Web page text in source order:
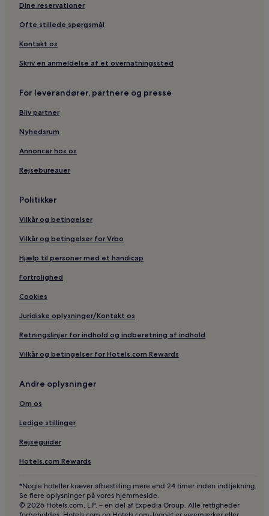
Dine reservationer
Ofte stillede spørgsmål
Kontakt os
Skriv en anmeldelse af et overnatningssted
For leverandører, partnere og presse
Bliv partner
Nyhedsrum
Annoncer hos os
Rejsebureauer
Politikker
Vilkår og betingelser
Vilkår og betingelser for Vrbo
Hjælp til personer med et handicap
Fortrolighed
Cookies
Juridiske oplysninger/Kontakt os
Retningslinjer for indhold og indberetning af indhold
Vilkår og betingelser for Hotels.com Rewards
Andre oplysninger
Om os
Ledige stillinger
Rejseguider
Hotels.com Rewards
*Nogle hoteller kræver afbestilling mere end 24 timer inden indtjekning.
Se flere oplysninger på vores hjemmeside.
© 2026 Hotels.com, L.P. – en del af Expedia Group. Alle rettigheder